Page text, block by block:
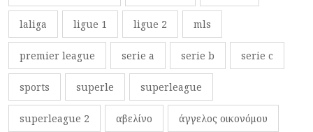
laliga ligue 1 ligue 2 mls
premier league serie a serie b serie c
sports superle superleague
superleague 2 αβελίνο άγγελος οικονόμου